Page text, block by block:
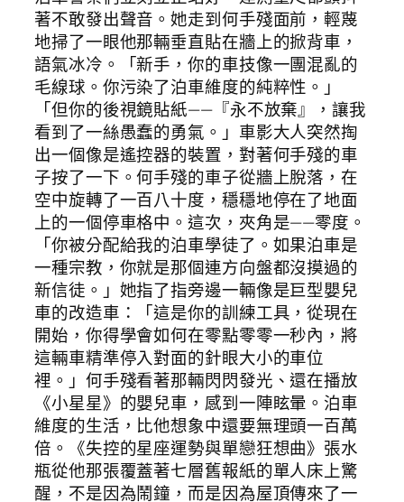
著不敢發出聲音。她走到何手殘面前，輕蔑
地掃了一眼他那輛垂直貼在牆上的掀背車，
語氣冰冷。「新手，你的車技像一團混亂的
毛線球。你污染了泊車維度的純粹性。」
「但你的後視鏡貼紙——『永不放棄』，讓我
看到了一絲愚蠢的勇氣。」車影大人突然掏
出一個像是遙控器的裝置，對著何手殘的車
子按了一下。何手殘的車子從牆上脫落，在
空中旋轉了一百八十度，穩穩地停在了地面
上的一個停車格中。這次，夾角是——零度。
「你被分配給我的泊車學徒了。如果泊車是
一種宗教，你就是那個連方向盤都沒摸過的
新信徒。」她指了指旁邊一輛像是巨型嬰兒
車的改造車：「這是你的訓練工具，從現在
開始，你得學會如何在零點零零一秒內，將
這輛車精準停入對面的針眼大小的車位
裡。」何手殘看著那輛閃閃發光、還在播放
《小星星》的嬰兒車，感到一陣眩暈。泊車
維度的生活，比他想象中還要無理頭一百萬
倍。《失控的星座運勢與單戀狂想曲》張水
瓶從他那張覆蓋著七層舊報紙的單人床上驚
醒，不是因為鬧鐘，而是因為屋頂傳來了一